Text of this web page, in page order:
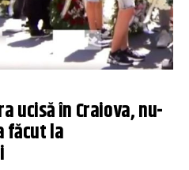
ucisă în Craiova, nu-
făcut la